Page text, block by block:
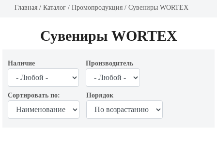
Главная / Каталог / Промопродукция / Сувениры WORTEX
Сувениры WORTEX
Наличие Производитель
Сортировать по: Порядок